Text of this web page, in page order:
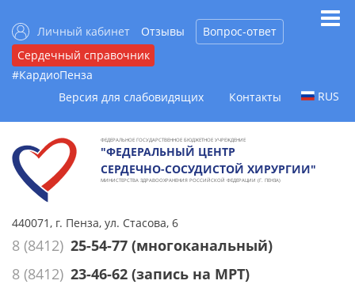
Личный кабинет Отзывы
Вопрос-ответ
Сердечный справочник
#КардиоПенза
Версия для слабовидящих
Контакты RUS
ФЕДЕРАЛЬНОЕ ГОСУДАРСТВЕННОЕ БЮДЖЕТНОЕ УЧРЕЖДЕНИЕ
"ФЕДЕРАЛЬНЫЙ ЦЕНТР
СЕРДЕЧНО-СОСУДИСТОЙ ХИРУРГИИ"
МИНИСТЕРСТВА ЗДРАВООХРАНЕНИЯ РОССИЙСКОЙ ФЕДЕРАЦИИ (Г. ПЕНЗА)
440071, г. Пенза, ул. Стасова, 6
8 (8412) 25-54-77 (многоканальный)
8 (8412) 23-46-62 (запись на МРТ)